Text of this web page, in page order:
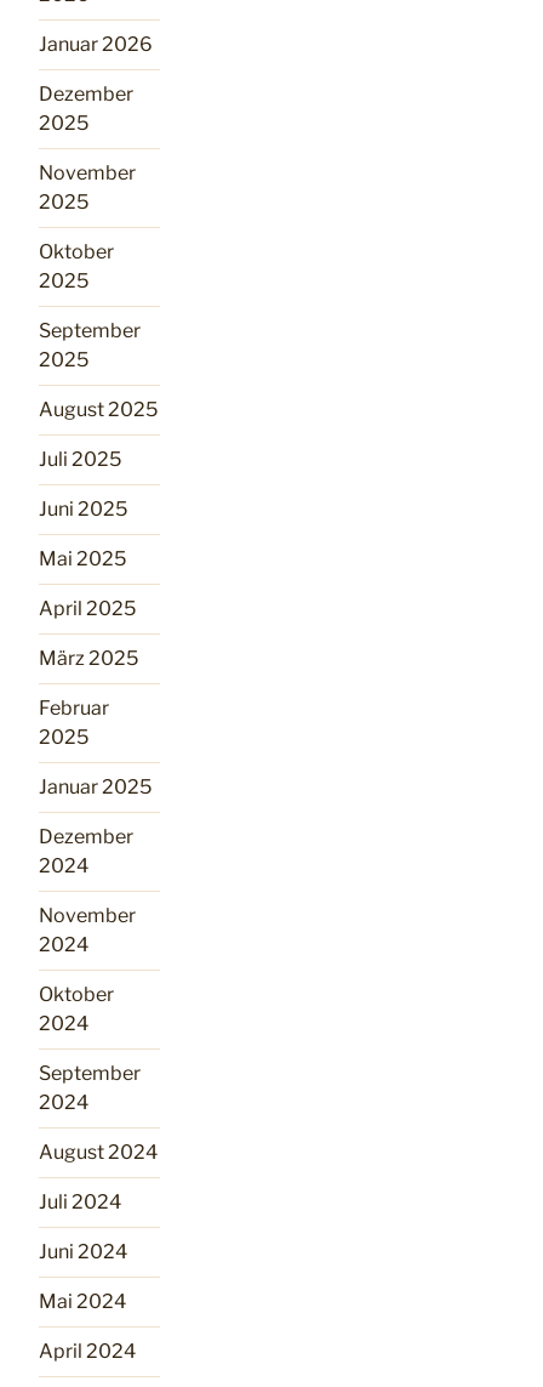
Januar 2026
Dezember
2025
November
2025
Oktober
2025
September
2025
August 2025
Juli 2025
Juni 2025
Mai 2025
April 2025
März 2025
Februar
2025
Januar 2025
Dezember
2024
November
2024
Oktober
2024
September
2024
August 2024
Juli 2024
Juni 2024
Mai 2024
April 2024